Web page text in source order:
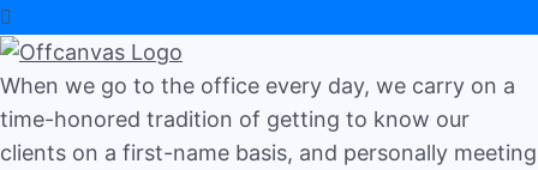
When we go to the office every day, we carry on a
time-honored tradition of getting to know our
clients on a first-name basis, and personally meeting